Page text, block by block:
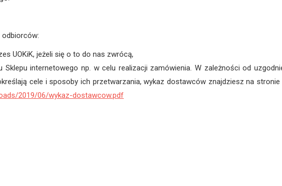
UOKiK, jeżeli się o to do nas zwrócą,
internetowego np. w celu realizacji zamówienia. W zależności od
cele i sposoby ich przetwarzania, wykaz dostawców znajdziesz na
2019/06/wykaz-dostawcow.pdf